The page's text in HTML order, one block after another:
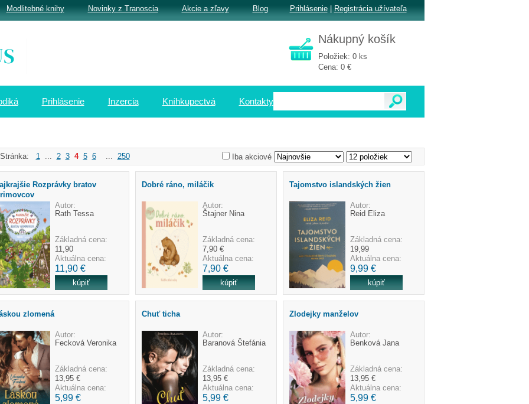
Prihlásenie Inzercia Kníhkupectvá Kontakty
Iba akciové
Stránka: 1... 2 3 4 5 6... 250
Rozprávky bratov
Autor:
Rath Tessa
Základná cena:
11,90
Aktuálna cena:
11,90 €
Dobré ráno, miláčik
Autor:
Štajner Nina
Základná cena:
7,90 €
Aktuálna cena:
7,90 €
Tajomstvo islandských žien
Autor:
Reid Eliza
Základná cena:
19,99
Aktuálna cena:
9,99 €
zlomená
Autor:
Fecková Veronika
Základná cena:
13,95 €
Aktuálna cena:
5,99 €
Chuť ticha
Autor:
Baranová Štefánia
Základná cena:
13,95 €
Aktuálna cena:
5,99 €
Zlodejky manželov
Autor:
Benková Jana
Základná cena:
13,95 €
Aktuálna cena:
5,99 €
Modlitebné knihy Novinky z Tranoscia Akcie a zľavy Blog
Nákupný košík
Položiek: 0 ks
Cena: 0 €
Prihlásenie| Registrácia užívateľa